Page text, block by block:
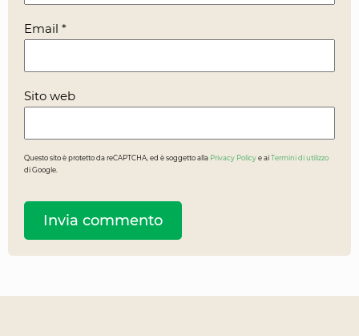
Email *
Sito web
Questo sito è protetto da reCAPTCHA, ed è soggetto alla Privacy Policy e ai Termini di utilizzo
di Google.